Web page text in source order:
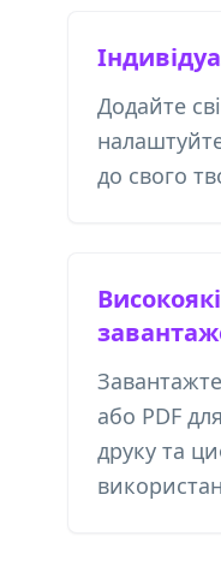
Додайте
до свого
або PDF
друку та